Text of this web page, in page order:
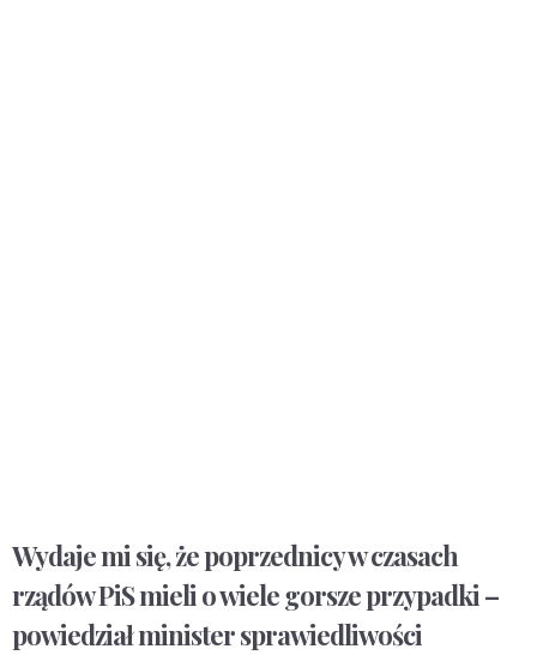
Wydaje mi się, że poprzednicy w czasach
rządów PiS mieli o wiele gorsze przypadki –
powiedział minister sprawiedliwości